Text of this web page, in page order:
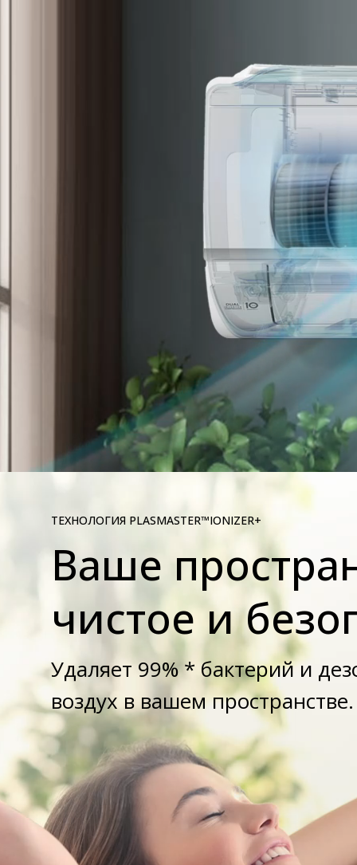
ТЕХНОЛОГИЯ PLASMASTER™IONIZER+
Ваше
чистое и
Удаляет 99% * бактерий и
воздух в вашем пространстве.